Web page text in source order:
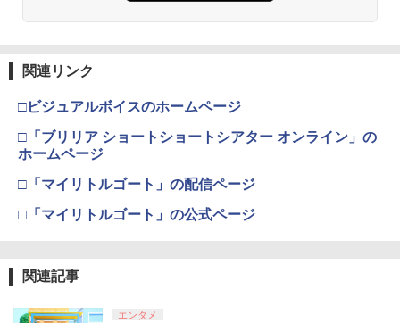
ンラインコード版
￥9,000
5
￥11,980
トローラー ミッドナイト ブラック(CFI-
トローラー(CFI-ZCT2J)
【純正品】Xbox ワイヤレス コントロー
4
【純正品】Xbox 充電式バッテリー + US
￥2,618
5
s X|S 対応の高精度 H パターン シフター
(オリジナル特典:オリジナル巾着＋メー
カー特典:【坤と離】二振りの剣、十翼よ
り来たる！スタジオ描き下ろしイラスト
ボード付) [Blu-ray]
￥10,780
関連リンク
□ビジュアルボイスのホームページ
□「ブリリア ショートショートシアター オンライン」の
ホームページ
□「マイリトルゴート」の配信ページ
□「マイリトルゴート」の公式ページ
関連記事
エンタメ